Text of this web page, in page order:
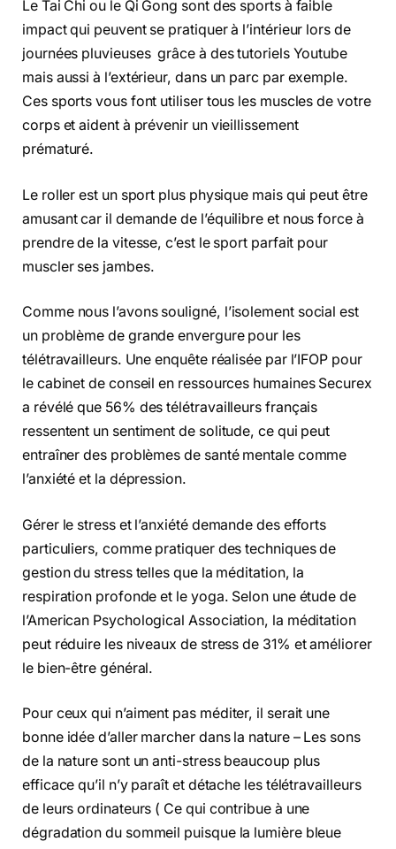
Le Tai Chi ou le Qi Gong sont des sports à faible
impact qui peuvent se pratiquer à l’intérieur lors de
journées pluvieuses grâce à des tutoriels Youtube
mais aussi à l’extérieur, dans un parc par exemple.
Ces sports vous font utiliser tous les muscles de votre
corps et aident à prévenir un vieillissement
prématuré.
Le roller est un sport plus physique mais qui peut être
amusant car il demande de l’équilibre et nous force à
prendre de la vitesse, c’est le sport parfait pour
muscler ses jambes.
Comme nous l’avons souligné, l’isolement social est
un problème de grande envergure pour les
télétravailleurs. Une enquête réalisée par l’IFOP pour
le cabinet de conseil en ressources humaines Securex
a révélé que 56% des télétravailleurs français
ressentent un sentiment de solitude, ce qui peut
entraîner des problèmes de santé mentale comme
l’anxiété et la dépression.
Gérer le stress et l’anxiété demande des efforts
particuliers, comme pratiquer des techniques de
gestion du stress telles que la méditation, la
respiration profonde et le yoga. Selon une étude de
l’American Psychological Association, la méditation
peut réduire les niveaux de stress de 31% et améliorer
le bien-être général.
Pour ceux qui n’aiment pas méditer, il serait une
bonne idée d’aller marcher dans la nature – Les sons
de la nature sont un anti-stress beaucoup plus
efficace qu’il n’y paraît et détache les télétravailleurs
de leurs ordinateurs ( Ce qui contribue à une
dégradation du sommeil puisque la lumière bleue